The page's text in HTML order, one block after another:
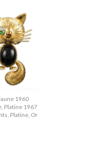
1960
Platine 1967
Platine, Or